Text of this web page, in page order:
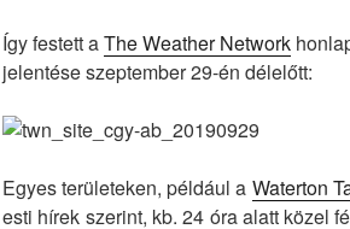
Így festett aThe Weather Network
jelentése szeptember 29-én délelőtt:
Egyes területeken, például a Waterton
esti hírek szerint, kb. 24 óra alatt közel